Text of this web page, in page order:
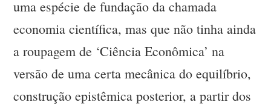
uma espécie de fundação da chamada
economia científica, mas que não tinha ainda
a roupagem de ‘Ciência Econômica’ na
versão de uma certa mecânica do equilíbrio,
construção epistêmica posterior, a partir dos